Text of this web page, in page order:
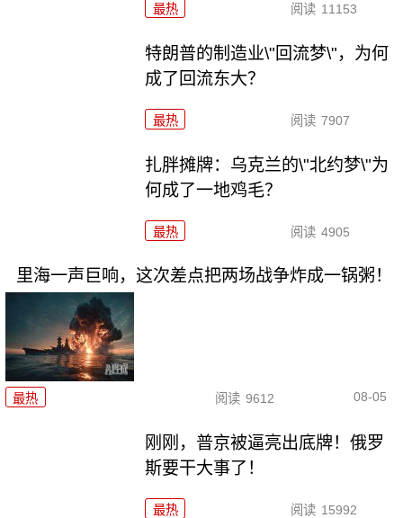
最热 阅读 11153
特朗普的制造业\"回流梦\"，为何
成了回流东大？
最热 阅读 7907
扎胖摊牌：乌克兰的\"北约梦\"为
何成了一地鸡毛？
最热 阅读 4905
里海一声巨响，这次差点把两场战争炸成一锅粥！
最热 阅读 9612 08-05
刚刚，普京被逼亮出底牌！俄罗
斯要干大事了！
最热 阅读 15992